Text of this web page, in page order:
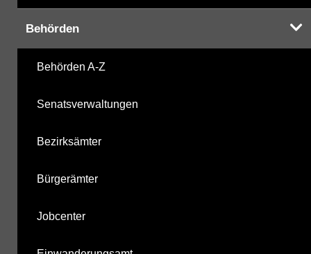
Behörden
Behörden A-Z
Senatsverwaltungen
Bezirksämter
Bürgerämter
Jobcenter